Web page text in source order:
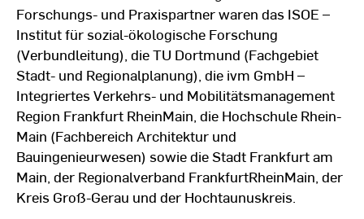
Forschungs- und Praxispartner waren das ISOE –
Institut für sozial-ökologische Forschung
(Verbundleitung), die TU Dortmund (Fachgebiet
Stadt- und Regionalplanung), die ivm GmbH –
Integriertes Verkehrs- und Mobilitätsmanagement
Region Frankfurt RheinMain, die Hochschule Rhein-
Main (Fachbereich Architektur und
Bauingenieurwesen) sowie die Stadt Frankfurt am
Main, der Regionalverband FrankfurtRheinMain, der
Kreis Groß-Gerau und der Hochtaunuskreis.